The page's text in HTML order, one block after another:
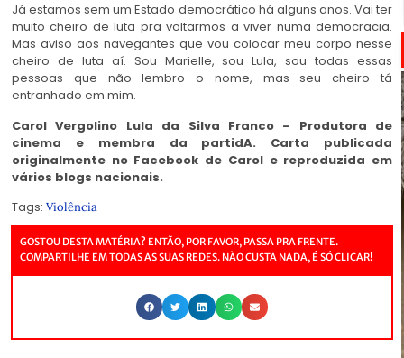
Já estamos sem um Estado democrático há alguns anos. Vai ter
muito cheiro de luta pra voltarmos a viver numa democracia.
Mas aviso aos navegantes que vou colocar meu corpo nesse
cheiro de luta aí. Sou Marielle, sou Lula, sou todas essas
pessoas que não lembro o nome, mas seu cheiro tá
entranhado em mim.
Carol Vergolino Lula da Silva Franco – Produtora de
cinema e membra da partidA. Carta publicada
originalmente no Facebook de Carol e reproduzida em
vários blogs nacionais.
Tags: Violência
GOSTOU DESTA MATÉRIA? ENTÃO, POR FAVOR, PASSA PRA FRENTE.
COMPARTILHE EM TODAS AS SUAS REDES. NÃO CUSTA NADA, É SÓ CLICAR!